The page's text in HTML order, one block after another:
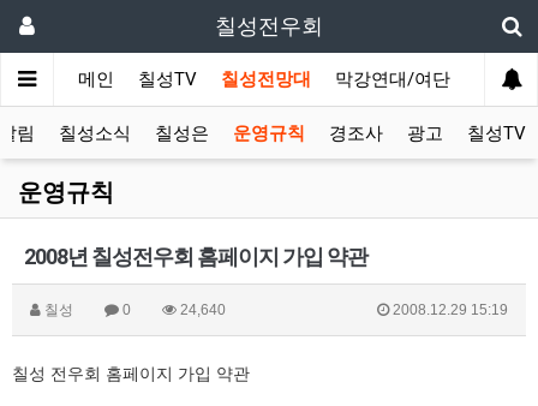
칠성전우회
메인 칠성TV 칠성전망대 막강연대/여단 사단
알림 칠성소식 칠성은 운영규칙 경조사 광고 칠성TV
운영규칙
2008년 칠성전우회 홈페이지 가입 약관
칠성 0 24,640 2008.12.29 15:19
칠성 전우회 홈페이지 가입 약관